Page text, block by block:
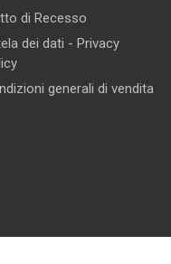
di Recesso
dei dati - Privacy
generali di vendita